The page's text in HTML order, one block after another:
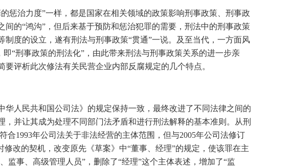
惩治力度”一样，都是国家在相关领域的政策影响刑事政策、刑事政
的“鸿沟”，但后来基于预防和惩治犯罪的需要，刑法中的刑事政策
度的设立，遂有刑法与刑事政策“贯通”一说。及至当代，一方面风
“刑事政策的刑法化”，由此带来刑法与刑事政策关系的进一步亲
评析此次修法有关民营企业内部反腐规定的几个特点。
华人民共和国公司法》的规定保持一致，最终改进了不同法律之间的
并让其成为处理不同部门法矛盾和进行刑法解释的基本准则。从刑
合1993年公司法关于非法经营的主体范围，但与2005年公司法修订
改的契机，改变原先《草案》中“董事、经理”的规定，使该罪在主
事、高级管理人员”，删除了“经理”这个主体表述，增加了“监